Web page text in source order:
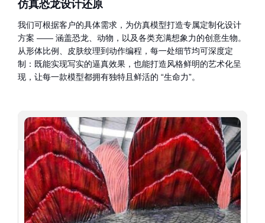
仿真恐龙设计还原
我们可根据客户的具体需求，为仿真模型打造专属定制化设计
方案 —— 涵盖恐龙、动物，以及各类充满想象力的创意生物。
从形体比例、皮肤纹理到动作编程，每一处细节均可深度定
制：既能实现写实的逼真效果，也能打造风格鲜明的艺术化呈
现，让每一款模型都拥有独特且鲜活的 “生命力”。